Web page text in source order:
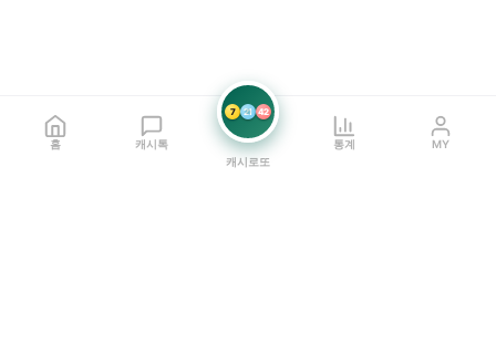
홈 캐시톡
7 21 42
캐시로또
통계 MY